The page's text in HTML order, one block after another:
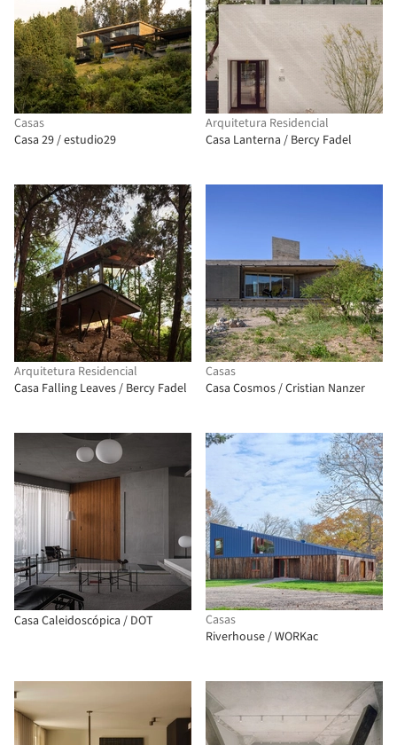
Casas
Casa 29 / estudio29
Arquitetura Residencial
Casa Lanterna / Bercy Fadel
Arquitetura Residencial
Casa Falling Leaves / Bercy Fadel
Casas
Casa Cosmos / Cristian Nanzer
Casa Caleidoscópica / DOT
Casas
Riverhouse / WORKac